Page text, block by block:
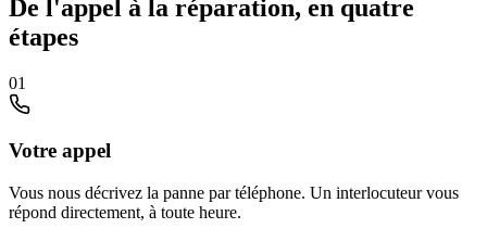
De l'appel à la réparation, en quatre
étapes
01
Votre appel
Vous nous décrivez la panne par téléphone. Un interlocuteur vous
répond directement, à toute heure.